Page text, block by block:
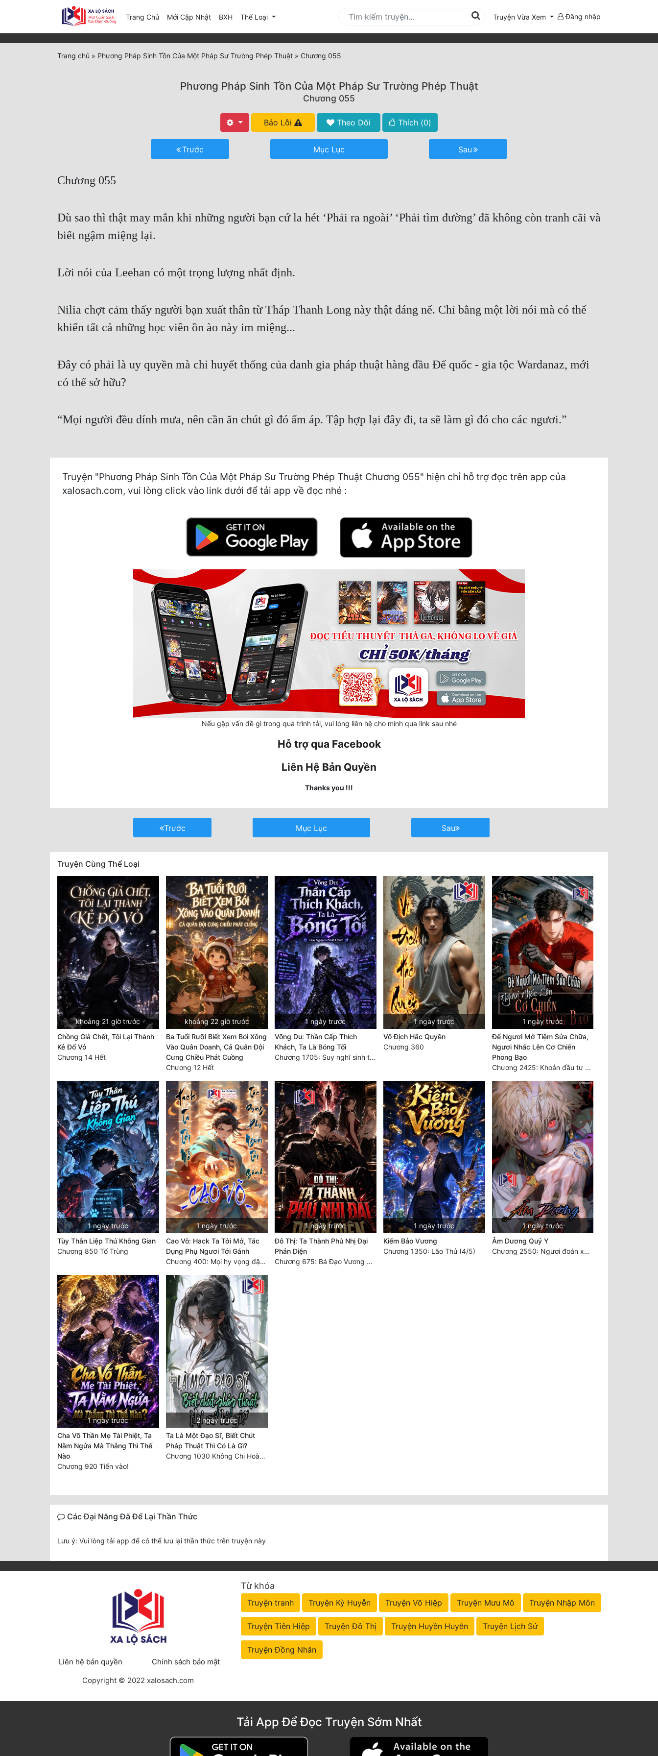
Trang Chủ Mới Cập Nhật(current)
BXH Thể Loại Truyện Vừa Xem Đăng nhập
Trang chủ » Phương Pháp Sinh Tồn Của Một Pháp Sư Trường Phép Thuật » Chương 055
Phương Pháp Sinh Tồn Của Một Pháp Sư Trường Phép Thuật
Chương 055
Báo Lỗi Theo Dõi Thích (0)
Trước Mục Lục Sau
Chương 055
Dù sao thì thật may mắn khi những người bạn cứ la hét ‘Phải ra ngoài’ ‘Phải tìm đường’ đã không còn tranh cãi và
biết ngậm miệng lại.
Lời nói của Leehan có một trọng lượng nhất định.
Nilia chợt cảm thấy người bạn xuất thân từ Tháp Thanh Long này thật đáng nể. Chỉ bằng một lời nói mà có thể
khiến tất cả những học viên ồn ào này im miệng...
Đây có phải là uy quyền mà chỉ huyết thống của danh gia pháp thuật hàng đầu Đế quốc - gia tộc Wardanaz, mới
có thể sở hữu?
“Mọi người đều dính mưa, nên cần ăn chút gì đó ấm áp. Tập hợp lại đây đi, ta sẽ làm gì đó cho các ngươi.”
Truyện "Phương Pháp Sinh Tồn Của Một Pháp Sư Trường Phép Thuật Chương 055" hiện chỉ hỗ trợ đọc trên app của
xalosach.com, vui lòng click vào link dưới để tải app về đọc nhé :
Nếu gặp vấn đề gì trong quá trình tải, vui lòng liên hệ cho mình qua link sau nhé
Hỗ trợ qua Facebook
Liên Hệ Bản Quyền
Thanks you !!!
Trước Mục Lục Sau
Truyện Cùng Thể Loại
khoảng 21 giờ trước
Chồng Giả Chết, Tôi Lại Thành
Kẻ Đổ Vỏ
Chương 14 Hết
khoảng 22 giờ trước
Ba Tuổi Rưỡi Biết Xem Bói Xông
Vào Quân Doanh, Cả Quân Đội
Cưng Chiều Phát Cuồng
Chương 12 Hết
1 ngày trước
Võng Du: Thần Cấp Thích
Khách, Ta Là Bóng Tối
Chương 1705: Suy nghĩ sinh tồn của Vô Danh Tuyết!
1 ngày trước
Vô Địch Hắc Quyền
Chương 360
1 ngày trước
Để Ngươi Mở Tiệm Sửa Chữa,
Ngươi Nhấc Lên Cơ Chiến
Phong Bạo
Chương 2425: Khoản đầu tư của Tượng Chủ!! Nỗi nghi hoặc của Tô Bạch!
1 ngày trước
Tùy Thân Liệp Thú Không Gian
Chương 850 Tổ Trùng
1 ngày trước
Cao Võ: Hack Ta Tới Mở, Tác
Dụng Phụ Ngươi Tới Gánh
Chương 400: Mọi hy vọng đặt trên Tô Mặc!
1 ngày trước
Đô Thị: Ta Thành Phú Nhị Đại
Phản Diện
Chương 675: Bá Đạo Vương Gia
1 ngày trước
Kiếm Bảo Vương
Chương 1350: Lão Thủ (4/5)
1 ngày trước
Âm Dương Quỷ Y
Chương 2550: Ngươi đoán xem
1 ngày trước
Cha Võ Thần Mẹ Tài Phiệt, Ta
Nằm Ngửa Mà Thắng Thì Thế
Nào
Chương 920 Tiến vào!
2 ngày trước
Ta Là Một Đạo Sĩ, Biết Chút
Pháp Thuật Thì Có Là Gì?
Chương 1030 Không Chi Hoàng Nguyên Đại Hư
Các Đại Năng Đã Để Lại Thần Thức
Lưu ý: Vui lòng tải app để có thể lưu lại thần thức trên truyện này
Liên hệ bản quyền
Chính sách bảo mật
Copyright © 2022 xalosach.com
Từ khóa
Truyện tranh Truyện Kỳ Huyễn Truyện Võ Hiệp Truyện Mưu Mô Truyện Nhập Môn
Truyện Tiên Hiệp Truyện Đô Thị Truyện Huyền Huyễn Truyện Lịch Sử
Truyện Đồng Nhân
Tải App Để Đọc Truyện Sớm Nhất